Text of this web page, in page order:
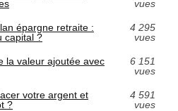
vues
épargne retraite :
capital ?
4 295
vues
la valeur ajoutée avec
6 151
vues
votre argent et
?
4 591
vues